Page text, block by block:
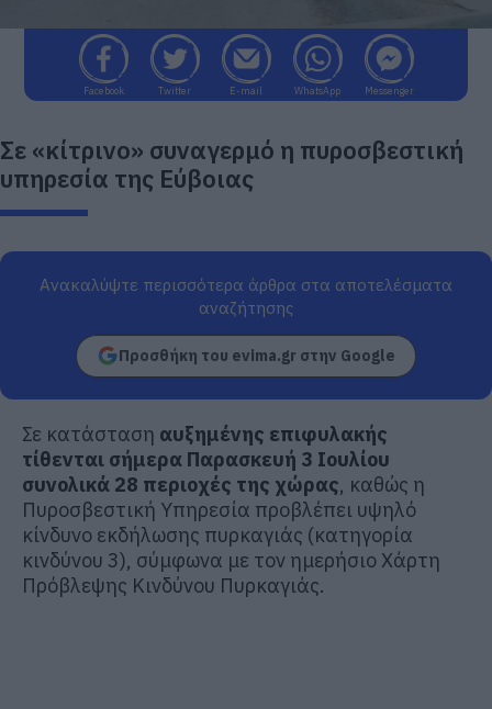
Facebook Twitter E-mail WhatsApp Messenger
Σε «κίτρινο» συναγερμό η πυροσβεστική
υπηρεσία της Εύβοιας
Ανακαλύψτε περισσότερα άρθρα στα αποτελέσματα
αναζήτησης
Προσθήκη του evima.gr στην Google
Σε κατάσταση αυξημένης επιφυλακής
τίθενται σήμερα Παρασκευή 3 Ιουλίου
συνολικά 28 περιοχές της χώρας, καθώς η
Πυροσβεστική Υπηρεσία προβλέπει υψηλό
κίνδυνο εκδήλωσης πυρκαγιάς (κατηγορία
κινδύνου 3), σύμφωνα με τον ημερήσιο Χάρτη
Πρόβλεψης Κινδύνου Πυρκαγιάς.